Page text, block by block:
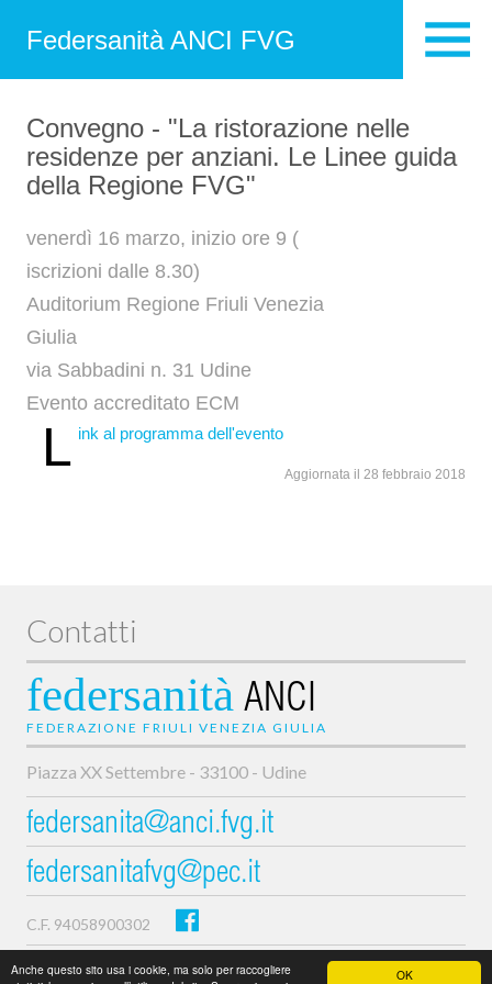
OK
Anche questo sito usa i cookie, ma solo per raccogliere
Federsanità ANCI FVG
Convegno - "La ristorazione nelle
residenze per anziani. Le Linee guida
della Regione FVG"
venerdì 16 marzo, inizio ore 9 (
iscrizioni dalle 8.30)
Auditorium Regione Friuli Venezia
Giulia
via Sabbadini n. 31 Udine
Evento accreditato ECM
L ink al programma dell'evento
Aggiornata il 28 febbraio 2018
Contatti
federsanità ANCI
FEDERAZIONE FRIULI VENEZIA GIULIA
Piazza XX Settembre - 33100 - Udine
federsanita@anci.fvg.it
federsanitafvg@pec.it
C.F. 94058900302
Privacy e cookie policy